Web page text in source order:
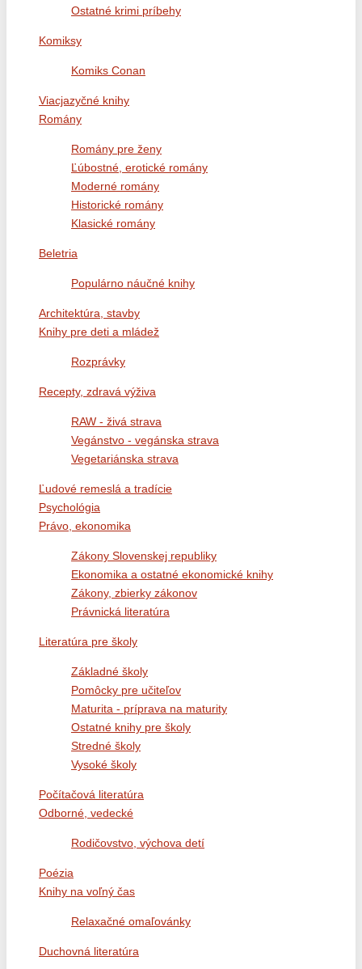
Ostatné krimi príbehy
Komiksy
Komiks Conan
Viacjazyčné knihy
Romány
Romány pre ženy
Ľúbostné, erotické romány
Moderné romány
Historické romány
Klasické romány
Beletria
Populárno náučné knihy
Architektúra, stavby
Knihy pre deti a mládež
Rozprávky
Recepty, zdravá výživa
RAW - živá strava
Vegánstvo - vegánska strava
Vegetariánska strava
Ľudové remeslá a tradície
Psychológia
Právo, ekonomika
Zákony Slovenskej republiky
Ekonomika a ostatné ekonomické knihy
Zákony, zbierky zákonov
Právnická literatúra
Literatúra pre školy
Základné školy
Pomôcky pre učiteľov
Maturita - príprava na maturity
Ostatné knihy pre školy
Stredné školy
Vysoké školy
Počítačová literatúra
Odborné, vedecké
Rodičovstvo, výchova detí
Poézia
Knihy na voľný čas
Relaxačné omaľovánky
Duchovná literatúra